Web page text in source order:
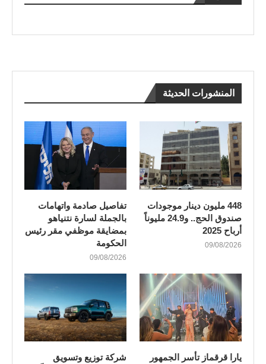
المنشورات الحديثة
448 مليون دينار موجودات
صندوق الحج.. و24.9 مليوناً
أرباح 2025
09/08/2026
تفاصيل صادمة واتهامات
بالجملة لسارة نتنياهو
بمضايقة موظفي مقر رئيس
الحكومة
09/08/2026
يارا قرقماز تأسر الجمهور
شركة توزيع وتسويق